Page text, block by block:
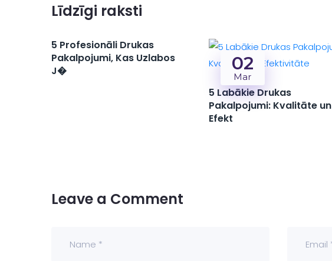
Līdzīgi raksti
5 Profesionāli Drukas
Pakalpojumi, Kas Uzlabos
J�
02
Mar
5 Labākie Drukas
Pakalpojumi: Kvalitāte un
Efekt
Leave a Comment